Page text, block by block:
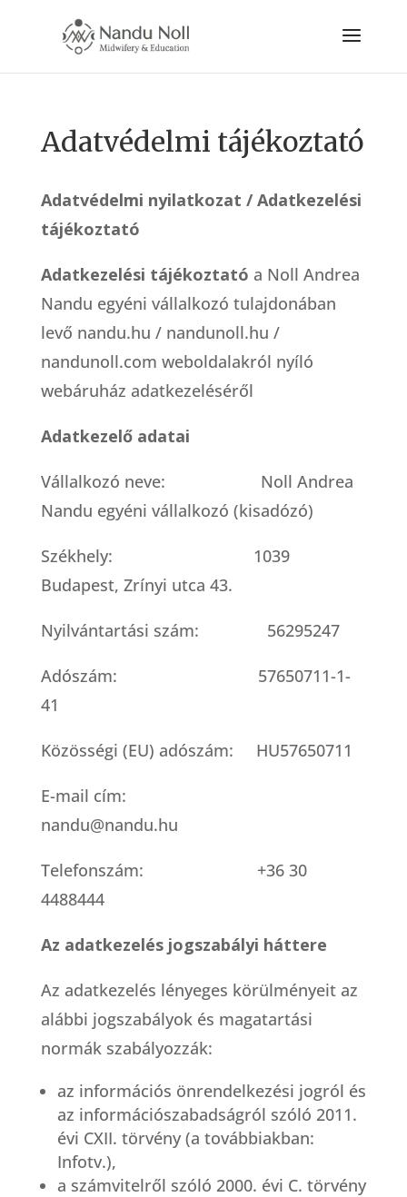
Adatvédelmi tájékoztató
Adatvédelmi nyilatkozat / Adatkezelési
tájékoztató
Adatkezelési tájékoztató a Noll Andrea
Nandu egyéni vállalkozó tulajdonában
levő nandu.hu / nandunoll.hu /
nandunoll.com weboldalakról nyíló
webáruház adatkezeléséről
Adatkezelő adatai
Vállalkozó neve: Noll Andrea
Nandu egyéni vállalkozó (kisadózó)
Székhely: 1039
Budapest, Zrínyi utca 43.
Nyilvántartási szám: 56295247
Adószám: 57650711-1-
41
Közösségi (EU) adószám: HU57650711
E-mail cím:
nandu@nandu.hu
Telefonszám: +36 30
4488444
Az adatkezelés jogszabályi háttere
Az adatkezelés lényeges körülményeit az
alábbi jogszabályok és magatartási
normák szabályozzák:
az információs önrendelkezési jogról és
az információszabadságról szóló 2011.
évi CXII. törvény (a továbbiakban:
Infotv.),
a számvitelről szóló 2000. évi C. törvény